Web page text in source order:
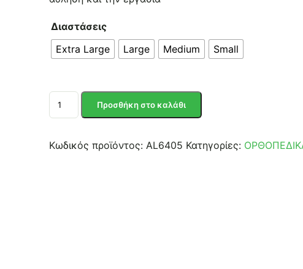
Διαστάσεις
Extra Large
Large Medium Small
ΠΕΡΙΚΑΡΠΙΟ
ΕΛΑΣΤΙΚΟ
Προσθήκη στο καλάθι
Κωδικός προϊόντος: AL6405 Κατηγορίες: